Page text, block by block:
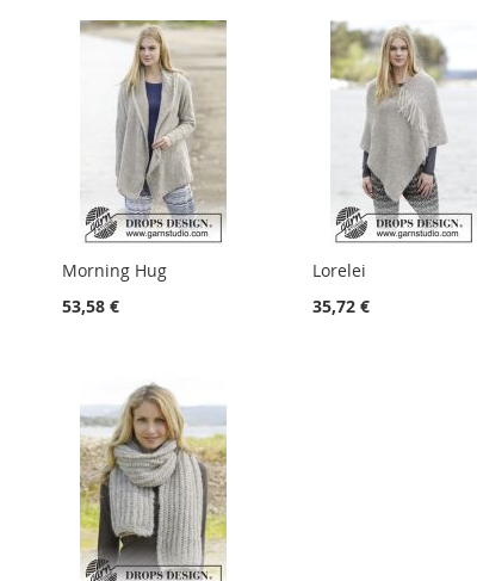
Morning Hug
53,58 €
Lorelei
35,72 €